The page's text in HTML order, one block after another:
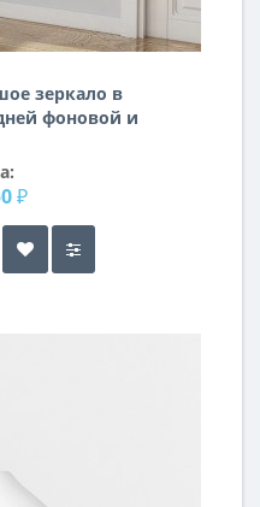
зеркало в
фоновой и
₽